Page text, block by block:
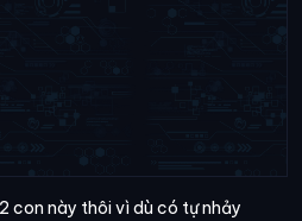
con này thôi vì dù có tự nhảy